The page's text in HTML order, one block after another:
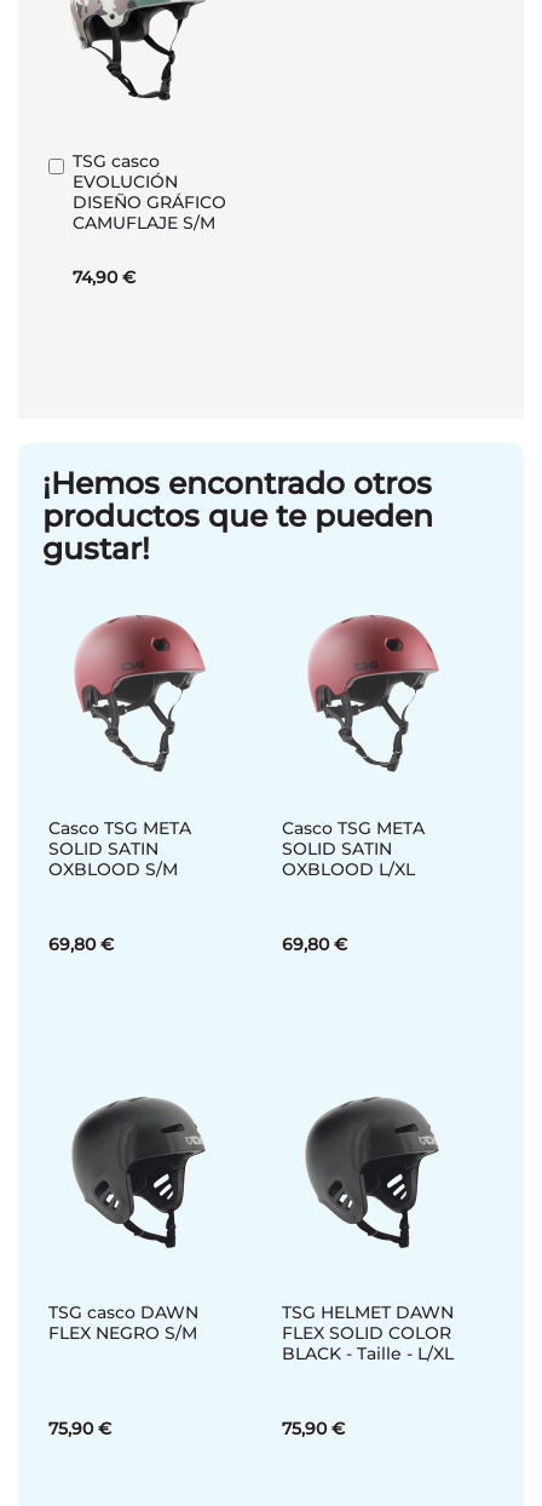
TSG casco
EVOLUCIÓN
DISEÑO GRÁFICO
CAMUFLAJE S/M
74,90 €
Añadir
al
carrito
¡Hemos encontrado otros
productos que te pueden
gustar!
Casco TSG META
SOLID SATIN
OXBLOOD S/M
69,80 €
Casco TSG META
SOLID SATIN
OXBLOOD L/XL
69,80 €
TSG casco DAWN
FLEX NEGRO S/M
75,90 €
TSG HELMET DAWN
FLEX SOLID COLOR
BLACK - Taille - L/XL
75,90 €